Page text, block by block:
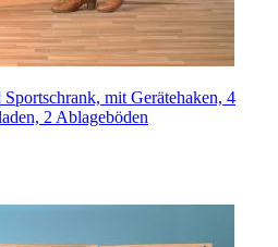
mit Gerätehaken, 4
2 Ablageböden